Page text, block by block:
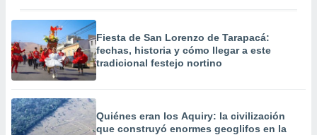
Fiesta de San Lorenzo de Tarapacá:
fechas, historia y cómo llegar a este
tradicional festejo nortino
Quiénes eran los Aquiry: la civilización
que construyó enormes geoglifos en la